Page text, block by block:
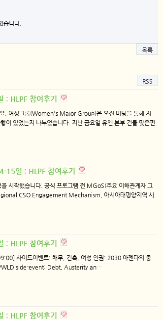
습니다.
목록
RSS
: HLPF 참여후기
. 여성그룹(Women's Major Group)은 오전 미팅을 통해 지
이 있었는지 나누었습니다. 지난 금요일 유엔 본부 건물 맞은편
15일 : HLPF 참여후기
시작했습니다. 공식 프로그램 전 MGoS(주요 이해관계자 그
CSO Engagement Mechanism, 아시아태평양지역 시
: HLPF 참여후기
사이드이벤트: 채무, 긴축, 여성 인권: 2030 아젠다의 중
side-event: Debt, Austerity an…
: HLPF 참여후기